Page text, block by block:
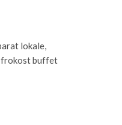
lokale,
frokost buffet